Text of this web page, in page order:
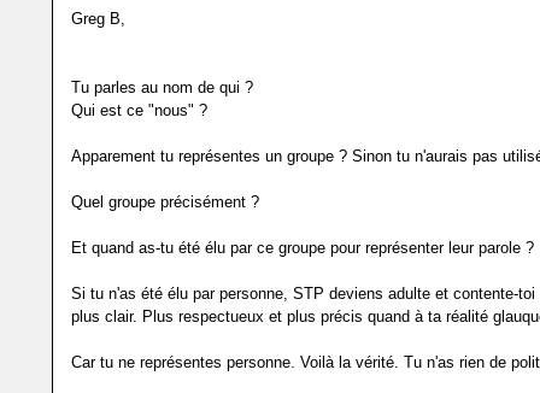
Greg B,
Tu parles au nom de qui ?
Qui est ce "nous" ?
Apparement tu représentes un groupe ? Sinon tu n'aurais pas
Quel groupe précisément ?
Et quand as-tu été élu par ce groupe pour représenter leur parole ?
Si tu n'as été élu par personne, STP deviens adulte et contente-
plus clair. Plus respectueux et plus précis quand à ta réalité
Car tu ne représentes personne. Voilà la vérité. Tu n'as rien de